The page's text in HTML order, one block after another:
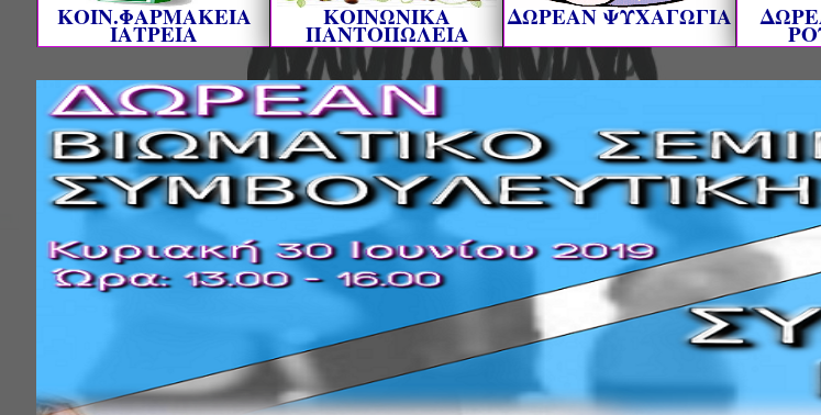
ΚΟΙΝ.ΦΑΡΜΑΚΕΙΑ
ΙΑΤΡΕΙΑ
ΚΟΙΝΩΝΙΚΑ
ΠΑΝΤΟΠΩΛΕΙΑ
ΔΩΡΕΑΝ ΨΥΧΑΓΩΓΙΑ